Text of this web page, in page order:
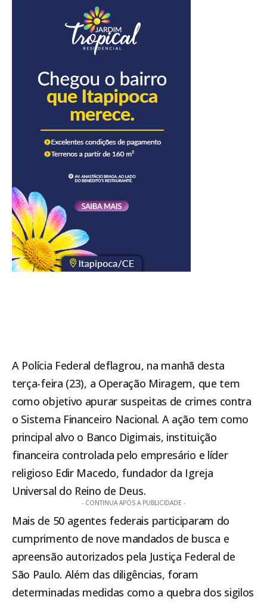
A Polícia Federal deflagrou, na manhã desta
terça-feira (23), a Operação Miragem, que tem
como objetivo apurar suspeitas de crimes contra
o Sistema Financeiro Nacional. A ação tem como
principal alvo o Banco Digimais, instituição
financeira controlada pelo empresário e líder
religioso Edir Macedo, fundador da Igreja
Universal do Reino de Deus.
- CONTINUA APÓS A PUBLICIDADE -
Mais de 50 agentes federais participaram do
cumprimento de nove mandados de busca e
apreensão autorizados pela Justiça Federal de
São Paulo. Além das diligências, foram
determinadas medidas como a quebra dos sigilos